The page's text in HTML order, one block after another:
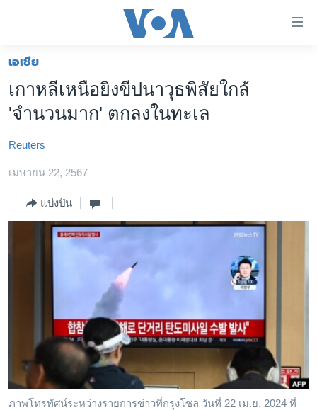
ต่อ
ไป
เนื้อหา
ข้าม
ไป
ข้าม
โลก
เอเชีย
สหรัฐฯ
ไทย
ธุรกิจ
วิทยาศาสตร์
สังคมและสุขภาพ
ไลฟ์สไตล์
ตรวจสอบข่าว
เรียนรู้ภาษาอังกฤษ
พอดคาสต์
ติดตามเรา
เอเชีย
เกาหลีเหนือยิงขีปนาวุธพิสัยใกล้
'จำนวนมาก' ตกลงในทะเล
Reuters
เมษายน 22, 2567
แบ่งปัน
ภาพโทรทัศน์ระหว่างรายการข่าวที่กรุงโซล วันที่ 22 เม.ย. 2024 ที่